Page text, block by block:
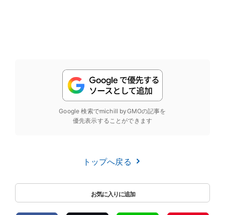
Google 検索でmichill byGMOの記事を
優先表示することができます
トップへ戻る